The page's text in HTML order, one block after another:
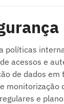
políticas
acessos e
de dados
monitorização
e